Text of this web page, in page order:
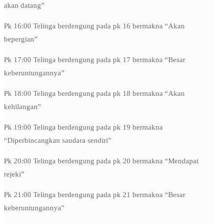
akan datang”
Pk 16:00 Telinga berdengung pada pk 16 bermakna “Akan
bepergian”
Pk 17:00 Telinga berdengung pada pk 17 bermakna “Besar
keberuntungannya”
Pk 18:00 Telinga berdengung pada pk 18 bermakna “Akan
kehilangan”
Pk 19:00 Telinga berdengung pada pk 19 bermakna
“Diperbincangkan saudara sendiri”
Pk 20:00 Telinga berdengung pada pk 20 bermakna “Mendapat
rejeki”
Pk 21:00 Telinga berdengung pada pk 21 bermakna “Besar
keberuntungannya”